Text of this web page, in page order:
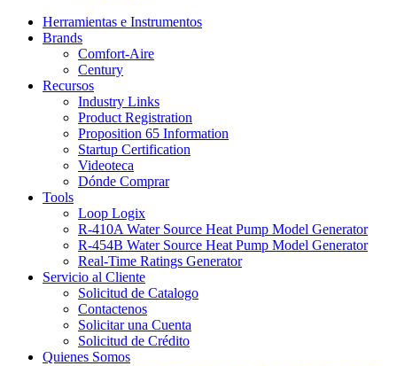
Herramientas e Instrumentos
Brands
Comfort-Aire
Century
Recursos
Industry Links
Product Registration
Proposition 65 Information
Startup Certification
Videoteca
Dónde Comprar
Tools
Loop Logix
R-410A Water Source Heat Pump Model Generator
R-454B Water Source Heat Pump Model Generator
Real-Time Ratings Generator
Servicio al Cliente
Solicitud de Catalogo
Contactenos
Solicitar una Cuenta
Solicitud de Crédito
Quienes Somos